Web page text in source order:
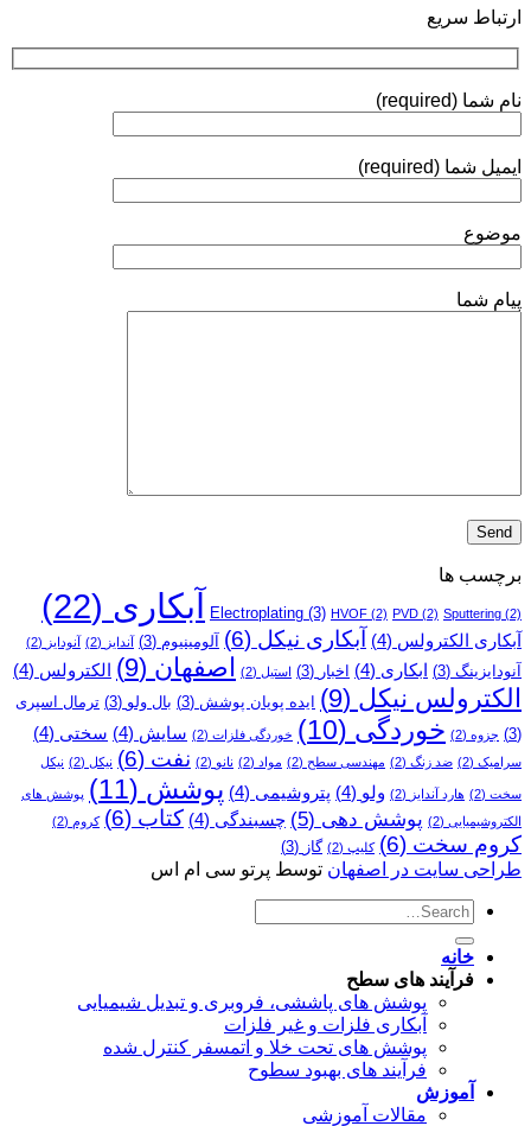
ولو
Valve)
نیکل
انجام
ارتباط سریع
نام شما (required)
ایمیل شما (required)
موضوع
پیام شما
برچسب ها
Electroplating (3) HVOF (2) PVD (2) Sputtering (2) آبکاری (22)
آبکاری الکترولس (4) آبکاری نیکل (6) آلومینیوم (3) آندایز (2) آنودایز (2)
آنودایزینگ (3) ابکاری (4) اخبار (3) استیل (2) اصفهان (9) الکترولس (4)
الکترولس نیکل (9) ایده پویان پوشش (3) بال ولو (3)
ترمال اسپری
(3)
جزوه (2) خوردگی (10) خوردگی فلزات (2) سایش (4) سختی (4)
سرامیک (2) ضد زنگ (2) مهندسی سطح (2) مواد (2) نانو (2) نفت (6) نیکل (2) نیکل
سخت (2) هارد آندایز (2) ولو (4) پتروشیمی (4) پوشش (11)
پوشش­ های
الکتروشیمیایی (2) پوشش دهی (5) چسبندگی (4) کتاب (6) کروم (2)
کروم سخت (6) کلیپ (2) گاز (3)
طراحی سایت در اصفهان توسط پرتو سی ام اس
خانه
فرآیند های سطح
پوشش های پاششی، فروبری و تبدیل شیمیایی
آبکاری فلزات و غیر فلزات
پوشش های تحت خلا و اتمسفر کنترل شده
فرآیند های بهبود سطوح
آموزش
مقالات آموزشی